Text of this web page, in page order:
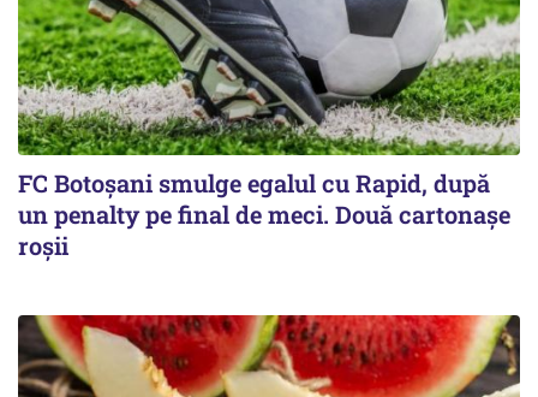
FC Botoşani smulge egalul cu Rapid, după
un penalty pe final de meci. Două cartonaşe
roşii